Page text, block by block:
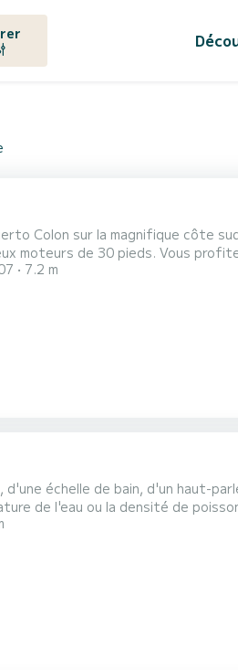
Colon sur la magnifique côte
moteurs de 30 pieds. Vous
si nécessaire, une salle de
bains de soleil confortables à
7.2 m
échelle de bain, d'un haut-
de l'eau ou la densité de
PRIX, suffisant pour se rendre
un deuxième réservoir